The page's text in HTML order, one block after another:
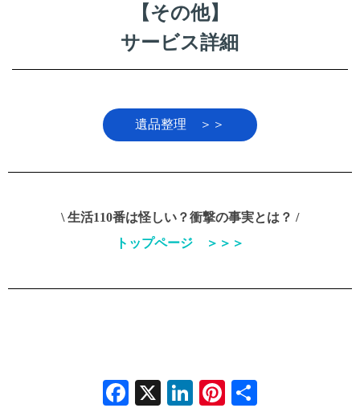
【その他】
サービス詳細
遺品整理 ＞＞
\ 生活110番は怪しい？衝撃の事実とは？ /
トップページ ＞＞＞
Facebook
X LinkedInPinterest